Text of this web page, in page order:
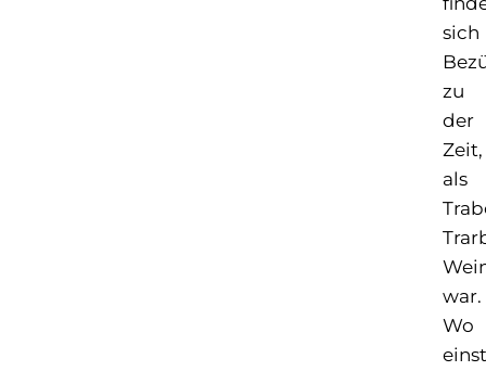
sich
zu
der
Zeit,
als
war.
Wo
einst